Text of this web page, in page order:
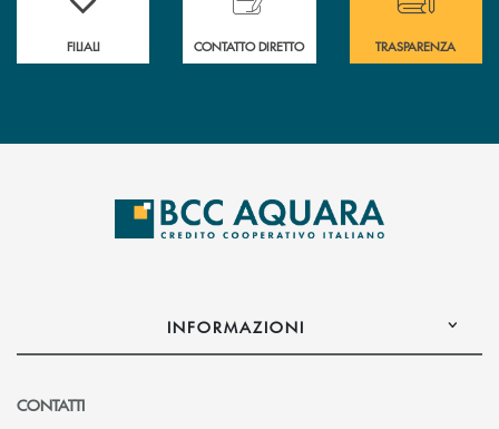
FILIALI CONTATTO DIRETTO TRASPARENZA
INFORMAZIONI
CONTATTI